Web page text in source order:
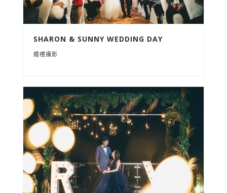
SHARON & SUNNY WEDDING DAY
婚禮攝影